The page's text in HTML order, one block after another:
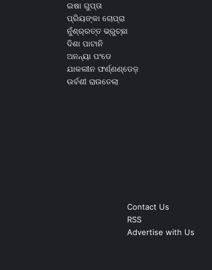
ଇଷା ଗୁପ୍ତା
ପ୍ରିୟଙ୍କା ଚୋପ୍ରା
ନୁଁଶ୍ର୍ରତ୍ତ ଭ୍ରୁଚ୍ଛା
ଦିଶା ପାଟାନି
ଅନନ୍ୟା ପଂଡେ
ଯାକଲୀନ ଫର୍ଣ୍ଣଣ୍ଡେଜ଼
ଉର୍ବଶୀ ରାଉତେଲା
Contact Us
RSS
Advertise with Us